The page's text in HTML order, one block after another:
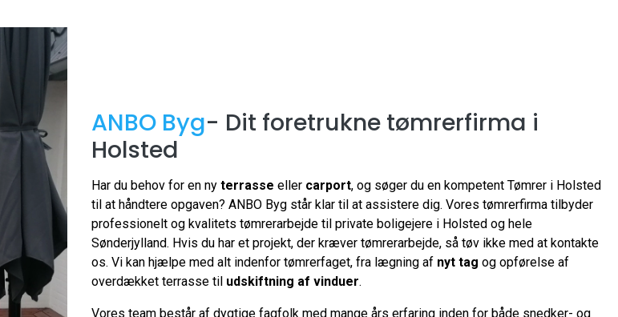
ANBO Byg- Dit foretrukne tømrerfirma i
Holsted
Har du behov for en ny terrasse eller carport, og søger du en kompetent Tømrer i Holsted
til at håndtere opgaven? ANBO Byg står klar til at assistere dig. Vores tømrerfirma tilbyder
professionelt og kvalitets tømrerarbejde til private boligejere i Holsted og hele
Sønderjylland. Hvis du har et projekt, der kræver tømrerarbejde, så tøv ikke med at kontakte
os. Vi kan hjælpe med alt indenfor tømrerfaget, fra lægning af nyt tag og opførelse af
overdækket terrasse til udskiftning af vinduer.
Vores team består af dygtige fagfolk med mange års erfaring inden for både snedker- og